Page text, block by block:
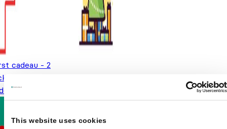
This website uses cookies
cadeau - 2
kleurboeken voor
vanaf 2 jaar